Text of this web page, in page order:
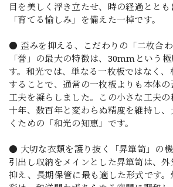
目を美しく浮き立たせ、時の経過ととも
「育てる愉しみ」を備えた一棹です。
● 歪みを抑える、こだわりの「二枚合わ
「誉」の最大の特徴は、30mmという
す。和光では、単なる一枚板ではなく
することで、通常の一枚板よりも本体
工夫を凝らしました。この小さな工夫
十年、数百年と変わらぬ精度を維持し
くための「和光の知恵」です。
● 大切な衣類を護り抜く「昇箪笥」の
引出し収納をメインとした昇箪笥は、
抑え、長期保管に最も適した形式です